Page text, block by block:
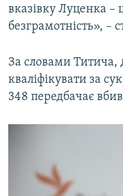
вказівку Луценка –
безграмотність», –
За словами Титича,
кваліфікувати за
348 передбачає